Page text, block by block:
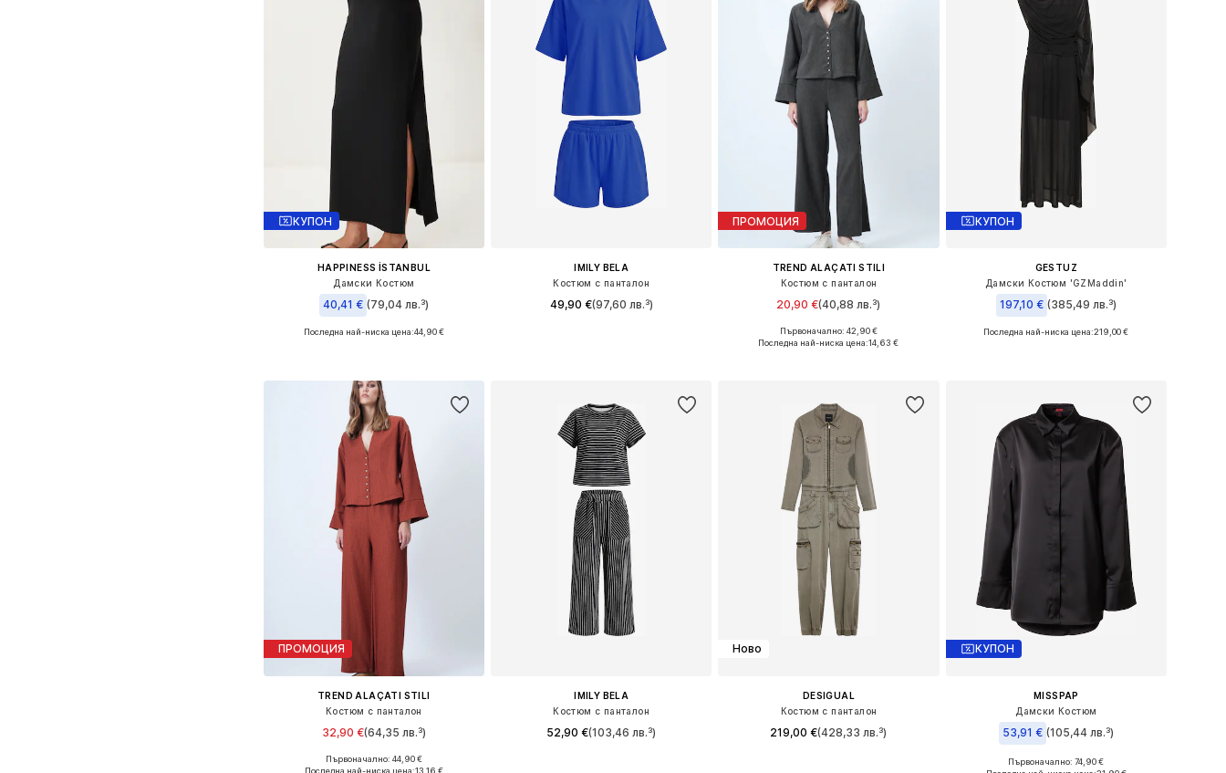
КУПОН
HAPPINESS İSTANBUL
Дамски Костюм
40,41 € (79,04 лв.³)
Налични размери: 36, 38
Последна най-ниска цена:44,90 €
IMILY BELA
Костюм с панталон
49,90 €(97,60 лв.³)
ПРОМОЦИЯ
TREND ALAÇATI STILI
Костюм с панталон
20,90 €(40,88 лв.³)
Налични размери: 36, 38, 40
Първоначално: 42,90 €
Последна най-ниска цена:14,63 €
КУПОН
GESTUZ
Дамски Костюм 'GZMaddin'
197,10 € (385,49 лв.³)
Налични размери: 34, 36, 38
Последна най-ниска цена:219,00 €
ПРОМОЦИЯ
TREND ALAÇATI STILI
Костюм с панталон
32,90 €(64,35 лв.³)
Налични размери: 36, 38, 40
Първоначално: 44,90 €
Последна най-ниска цена:13,16 €
IMILY BELA
Костюм с панталон
52,90 €(103,46 лв.³)
Ново
DESIGUAL
Костюм с панталон
219,00 €(428,33 лв.³)
КУПОН
MISSPAP
Дамски Костюм
53,91 € (105,44 лв.³)
Налични размери: 34, 36, 38, 40, 42
Първоначално: 74,90 €